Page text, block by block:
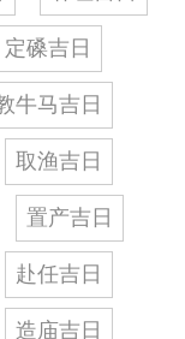
定磉吉日
牛马吉日
取渔吉日
置产吉日
赴任吉日
造庙吉日